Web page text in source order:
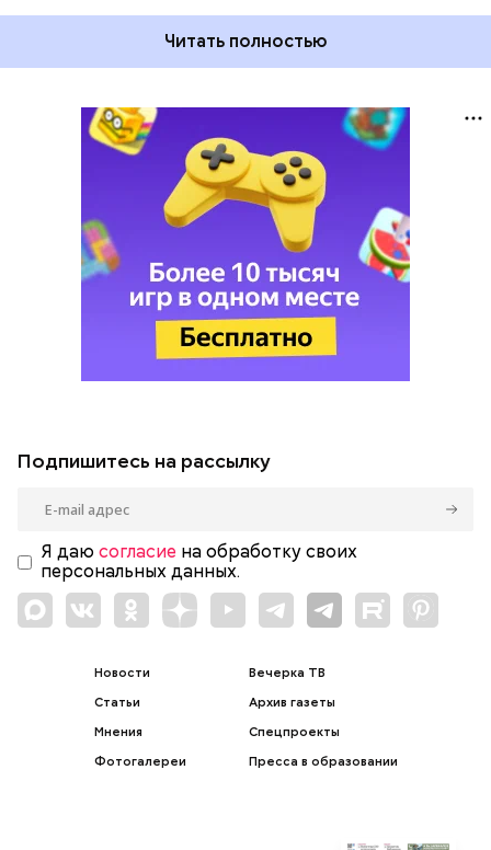
Читать полностью
Подпишитесь на рассылку
Я даю согласие на обработку своих
персональных данных.
Новости
Статьи
Мнения
Фотогалереи
Вечерка ТВ
Архив газеты
Спецпроекты
Пресса в образовании